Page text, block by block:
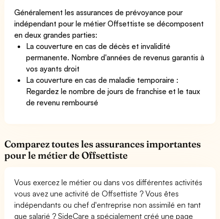
Généralement les assurances de prévoyance pour
indépendant pour le métier Offsettiste se décomposent
en deux grandes parties:
La couverture en cas de décès et invalidité
permanente. Nombre d'années de revenus garantis à
vos ayants droit
La couverture en cas de maladie temporaire :
Regardez le nombre de jours de franchise et le taux
de revenu remboursé
Comparez toutes les assurances importantes
pour le métier de Offsettiste
Vous exercez le métier ou dans vos différentes activités
vous avez une activité de Offsettiste ? Vous êtes
indépendants ou chef d'entreprise non assimilé en tant
que salarié ? SideCare a spécialement créé une page